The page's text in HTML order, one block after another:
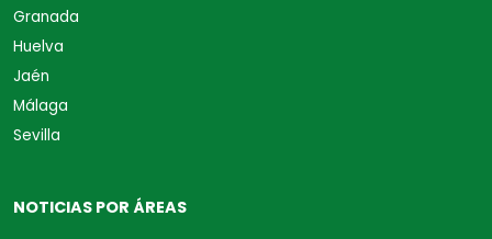
Granada
Huelva
Jaén
Málaga
Sevilla
NOTICIAS POR ÁREAS